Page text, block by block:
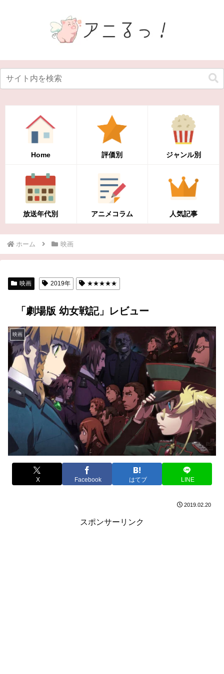
Home 評価別 ジャンル別
放送年代別 アニメコラム 人気記事
ホーム 映画
映画 2019年 ★★★★★
「劇場版 幼女戦記」レビュー
映画
X Facebook はてブ LINE
2019.02.20
スポンサーリンク